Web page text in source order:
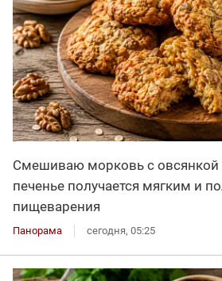
Смешиваю морковь с овсянкой
печенье получается мягким и
пищеварения
Панорама сегодня, 05:25